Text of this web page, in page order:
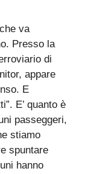
va
Presso la
di
appare
E
E’ quanto è
passeggeri,
stiamo
spuntare
hanno